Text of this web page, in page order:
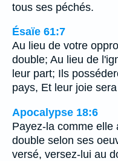
tous ses péchés.
Ésaïe 61:7
Au lieu de votre
double; Au lieu de
leur part; Ils
pays, Et leur joie
Apocalypse 18:6
Payez-la comme elle
double selon ses
versé, versez-lui au